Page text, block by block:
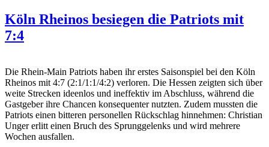
Köln Rheinos besiegen die Patriots mit
7:4
Die Rhein-Main Patriots haben ihr erstes Saisonspiel bei den Köln
Rheinos mit 4:7 (2:1/1:1/4:2) verloren. Die Hessen zeigten sich über
weite Strecken ideenlos und ineffektiv im Abschluss, während die
Gastgeber ihre Chancen konsequenter nutzten. Zudem mussten die
Patriots einen bitteren personellen Rückschlag hinnehmen: Christian
Unger erlitt einen Bruch des Sprunggelenks und wird mehrere
Wochen ausfallen.